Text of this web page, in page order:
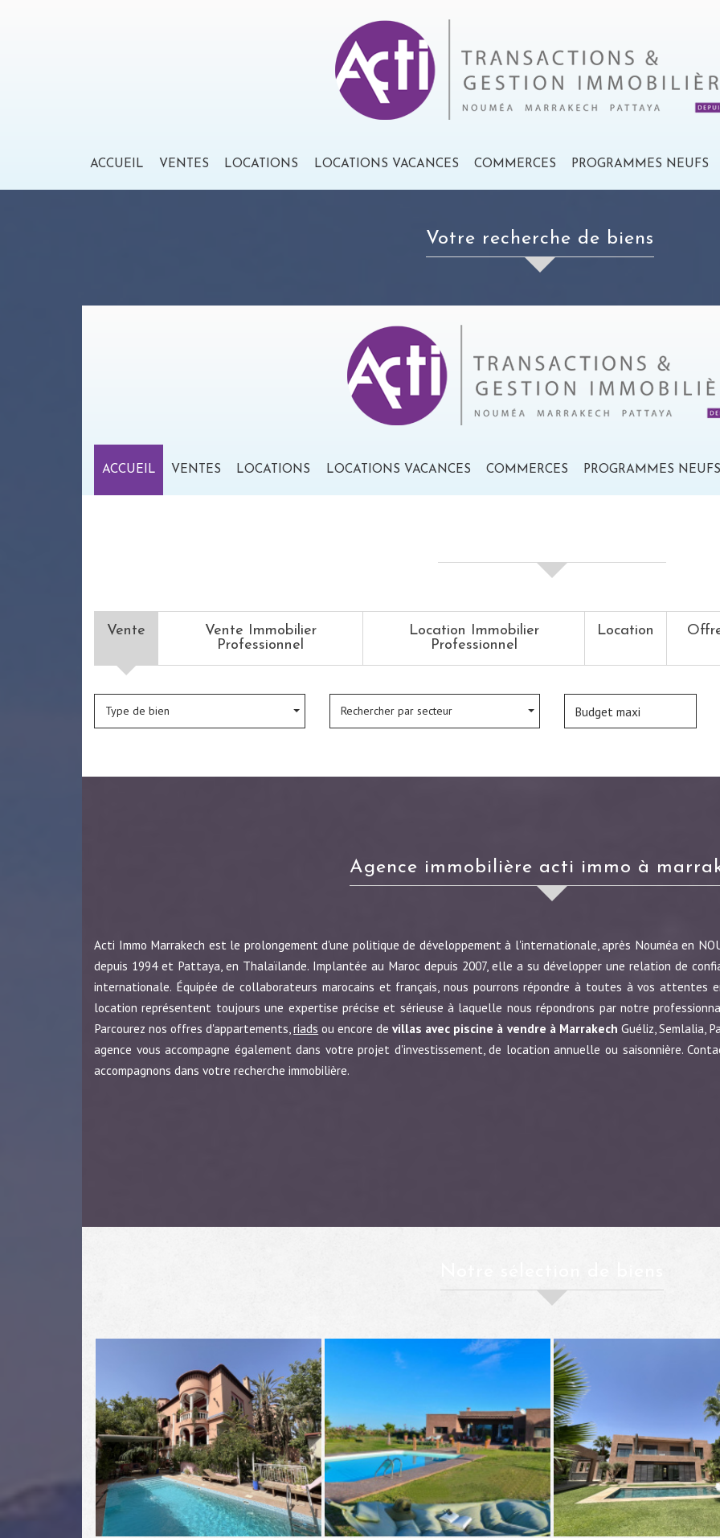
ACCUEIL VENTES LOCATIONS LOCATIONS VACANCES COMMERCES PROGRAMMES NEUFS
votre recherche de biens
ACCUEIL VENTES LOCATIONS LOCATIONS VACANCES COMMERCES PROGRAMMES
Vente
Vente Immobilier
Professionnel
Location Immobilier
Professionnel
Location
Type de bien Rechercher par secteur
agence immobilière acti immo à
Acti Immo Marrakech est le prolongement d'une politique de développement à l'internationale, après Nouméa en
depuis 1994 et Pattaya, en Thalaïlande. Implantée au Maroc depuis 2007, elle a su développer une relation de
internationale. Équipée de collaborateurs marocains et français, nous pourrons répondre à toutes à vos attentes
location représentent toujours une expertise précise et sérieuse à laquelle nous répondrons par notre
Parcourez nos offres d'appartements,riads ou encore devillas avec piscine à vendre à Marrakech Guéliz, Semlalia,
agence vous accompagne également dans votre projet d'investissement, de location annuelle ou saisonnière.
accompagnons dans votre recherche immobilière.